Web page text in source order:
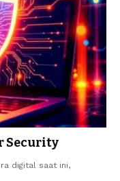
Security
digital saat ini,